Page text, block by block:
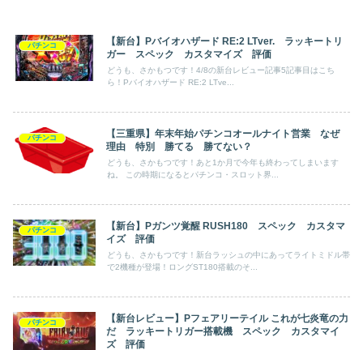
パチンコ
【新台】Pバイオハザード RE:2 LTver. ラッキートリ
ガー スペック カスタマイズ 評価
どうも、さかもつです！4/8の新台レビュー記事5記事目はこち
ら！Pバイオハザード RE:2 LTve...
パチンコ
【三重県】年末年始パチンコオールナイト営業 なぜ
理由 特別 勝てる 勝てない？
どうも、さかもつです！あと1か月で今年も終わってしまいます
ね。 この時期になるとパチンコ・スロット界...
パチンコ
【新台】Pガンツ覚醒 RUSH180 スペック カスタマ
イズ 評価
どうも、さかもつです！新台ラッシュの中にあってライトミドル帯
で2機種が登場！ロングST180搭載のそ...
パチンコ
【新台レビュー】Pフェアリーテイル これが七炎竜の力
だ ラッキートリガー搭載機 スペック カスタマイ
ズ 評価